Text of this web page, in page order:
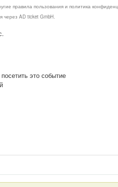
правила пользования и политика
AD ticket GmbH.
это событие